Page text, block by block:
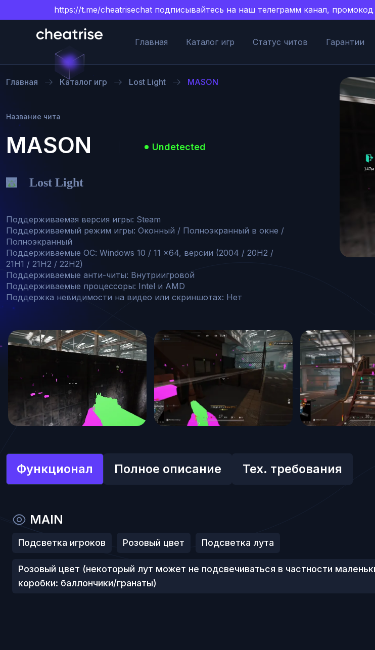
https://t.me/cheatrisechat подписывайтесь на наш телеграмм канал,
Главная Каталог игр Статус читов Гарантии
Главная Каталог игр Lost Light MASON
Название чита
MASON Undetected
Lost Light
Поддерживаемая версия игры: Steam
Поддерживаемый режим игры: Оконный / Полноэкранный в окне /
Полноэкранный
Поддерживаемые ОС: Windows 10 / 11 x64, версии (2004 / 20H2 /
21H1 / 21H2 / 22H2)
Поддерживаемые анти-читы: Внутриигровой
Поддерживаемые процессоры: Intel и AMD
Поддержка невидимости на видео или скриншотах: Нет
Функционал Полное описание Тех. требования
MAIN
Подсветка игроков Розовый цвет Подсветка лута
Розовый цвет (некоторый лут может не подсвечиваться в частности
коробки: баллончики/гранаты)